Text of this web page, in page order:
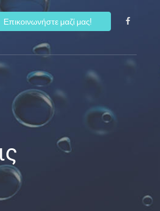
Επικοινωνήστε μαζί μας!